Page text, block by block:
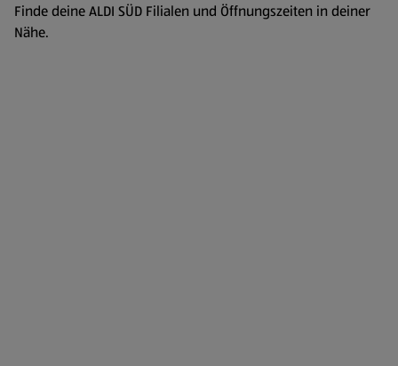
Finde deine ALDI SÜD Filialen und Öffnungszeiten in deiner
Nähe.